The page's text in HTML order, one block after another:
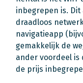
inbegrepen is.
draadloos
navigatieapp
gemakkelijk de
ander voordeel is
de prijs